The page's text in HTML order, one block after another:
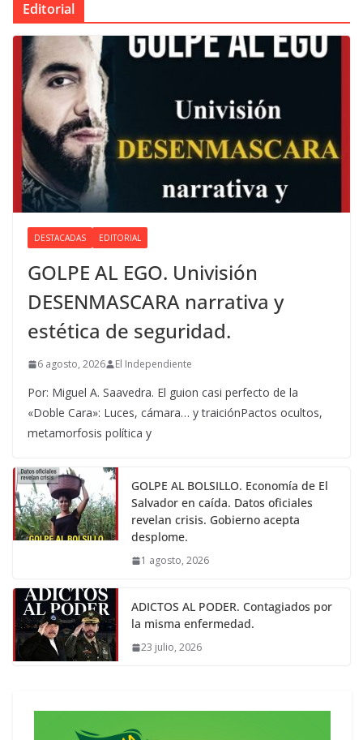
Editorial
DESTACADAS EDITORIAL
GOLPE AL EGO. Univisión
DESENMASCARA narrativa y
estética de seguridad.
6 agosto, 2026 El Independiente
Por: Miguel A. Saavedra. El guion casi perfecto de la
«Doble Cara»: Luces, cámara… y traiciónPactos ocultos,
metamorfosis política y
GOLPE AL BOLSILLO. Economía de El
Salvador en caída. Datos oficiales
revelan crisis. Gobierno acepta
desplome.
1 agosto, 2026
ADICTOS AL PODER. Contagiados por
la misma enfermedad.
23 julio, 2026